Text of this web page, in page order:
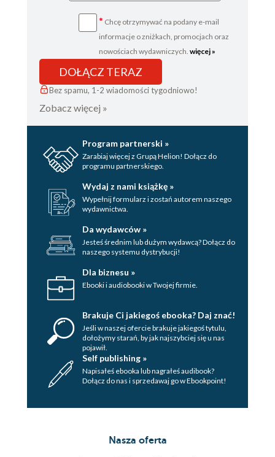
* Chcę otrzymywać na podany e-mail
informacje o zniżkach, promocjach oraz
nowościach wydawniczych. więcej »
DOŁĄCZ TERAZ
Bez spamu, 1-2 wiadomości tygodniowo!
Zobacz więcej »
Program partnerski »
Zarabiaj więcej z Grupą Helion! Dołącz do
programu partnerskiego.
Wydaj z nami książkę »
Wypełnij formularz i zostań autorem naszego
wydawnictwa.
Da wydawców »
Jesteś średnim lub dużym wydawcą? Dołącz do
naszego systemu dystrybucji!
Dla biznesu »
Ebooki i audiobooki w Twojej firmie.
Brakuje Ci jakiegoś ebooka? Daj znać!
Jeśli w naszej ofercie brakuje jakiegoś tytulu,
dołożymy starań, by jak najszybciej się u nas
pojawił.
Self publishing »
Napisałeś ebooka lub nagrałeś audibook?
Dołącz do nas i sprzedawaj go w Ebookpoint!
Nasza oferta